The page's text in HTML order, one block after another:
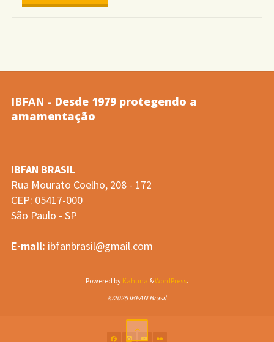
aleitamento
2001)"
IBFAN - Desde 1979 protegendo a
amamentação
IBFAN BRASIL
Rua Mourato Coelho, 208 - 172
CEP: 05417-000
São Paulo - SP
E-mail: ibfanbrasil@gmail.com
Powered by Kahuna &WordPress.
©2025 IBFAN Brasil